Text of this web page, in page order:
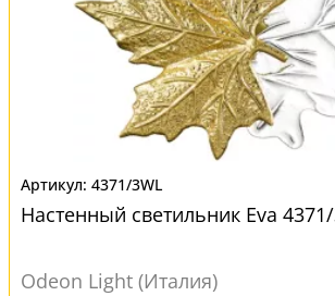
4371/3WL
Настенный светильник Eva
Odeon Light (Италия)